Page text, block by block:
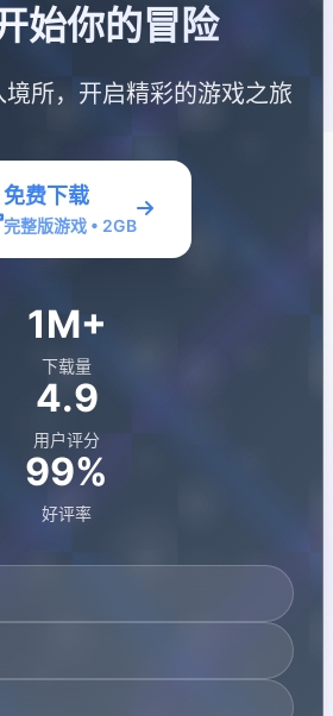
始你的冒险
所，开启精彩的游戏之旅
免费下载
完整版游戏 • 2GB
1M+
下载量
4.9
用户评分
99%
好评率